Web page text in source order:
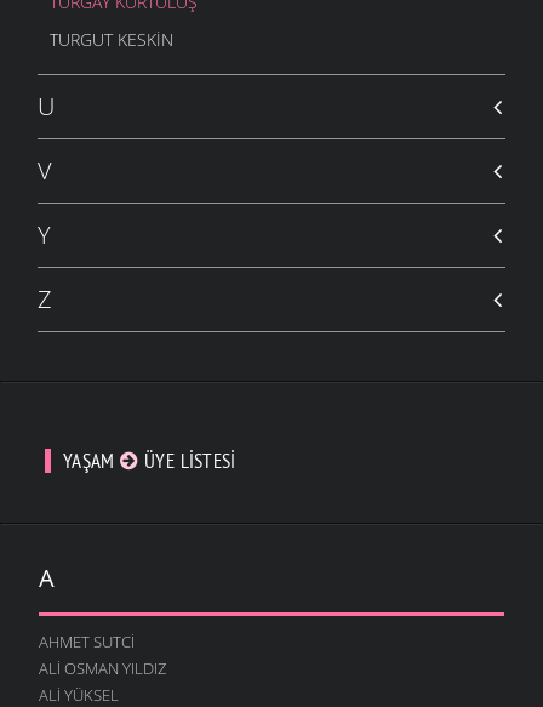
TURGUT KESKIN
U
V
Y
Z
YAŞAM ÜYE LISTESI
A
AHMET SUTCI
ALI OSMAN YILDIZ
ALI YÜKSEL